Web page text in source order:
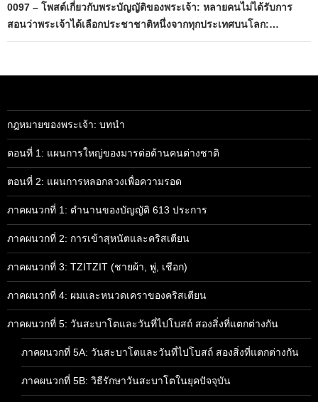
0097 – โพสต์เกี่ยวกับพระบัญญัติของพระเจ้า: หลายคนไม่ได้รับการ
สอนว่าพระเจ้าได้เลือกประชาชาติหนึ่งจากทุกประเทศบนโลก:…
กฎหมายของพระเจ้า: บทนำ
ตอนที่ 1: แผนการใหญ่ของมารต่อต้านคนต่างชาติ
ตอนที่ 2: แผนการหลอกลวงเพื่อความรอด
ภาคผนวกที่ 1: ตำนานของบัญญัติ 613 ประการ
ภาคผนวกที่ 2: การเข้าสุหนัตและคริสเตียน
ภาคผนวกที่ 3: TZITZIT (ชายผ้า, พู่, เชือก)
ภาคผนวกที่ 4: ผมและหนวดเคราของคริสเตียน
ภาคผนวกที่ 5: วันสะบาโตและวันที่ไปโบสถ์ สองสิ่งที่แตกต่างกัน
ภาคผนวกที่ 5A: วันสะบาโตและวันที่ไปโบสถ์ สองสิ่งที่แตกต่างกัน
ภาคผนวกที่ 5B: วิธีรักษาวันสะบาโตในยุคปัจจุบัน